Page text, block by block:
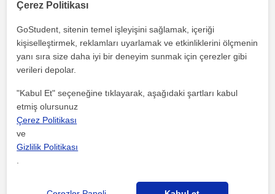
Özel ders vermeye başla
Çerez Politikası
GoStudent, sitenin temel işleyişini sağlamak, içeriği
kişiselleştirmek, reklamları uyarlamak ve etkinliklerini ölçmenin
yanı sıra size daha iyi bir deneyim sunmak için çerezler gibi
verileri depolar.
"Kabul Et" seçeneğine tıklayarak, aşağıdaki şartları kabul
etmiş olursunuz
Çerez Politikası
ve
Gizlilik Politikası